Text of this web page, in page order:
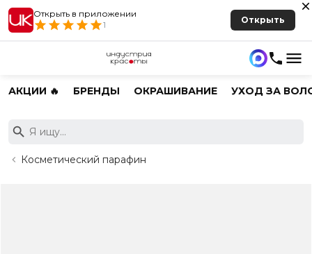
Открыть в приложении
1
Открыть
АКЦИИ 🔥 БРЕНДЫ ОКРАШИВАНИЕ УХОД ЗА
Косметический парафин